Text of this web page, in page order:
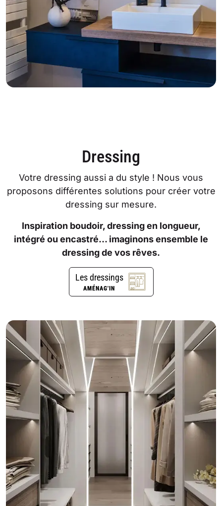
Dressing
Votre dressing aussi a du style ! Nous vous
proposons différentes solutions pour créer votre
dressing sur mesure.
Inspiration boudoir, dressing en longueur,
intégré ou encastré… imaginons ensemble le
dressing de vos rêves.
Les dressings
AMÉNAG'IN